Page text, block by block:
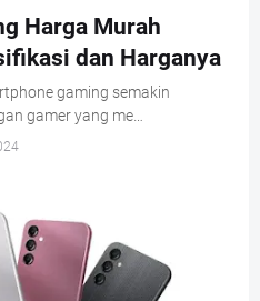
Harga Murah
dan Harganya
gaming semakin
gamer yang me…